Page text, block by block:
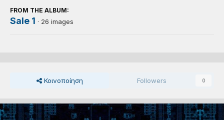
FROM THE ALBUM:
Sale 1 · 26 images
Κοινοποίηση Followers 0